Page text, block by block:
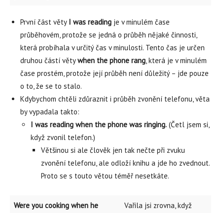
První část věty I was reading je v minulém čase
průběhovém, protože se jedná o průběh nějaké činnosti,
která probíhala v určitý čas v minulosti. Tento čas je určen
druhou částí větywhen the phone rang, která je v minulém
čase prostém, protože její průběh není důležitý – jde pouze
o to, že se to stalo.
Kdybychom chtěli zdůraznit i průběh zvonění telefonu, věta
by vypadala takto:
I was reading when the phone was ringing. (Četl jsem si,
když zvonil telefon.)
Většinou si ale člověk jen tak nečte při zvuku
zvonění telefonu, ale odloží knihu a jde ho zvednout.
Proto se s touto větou téměř nesetkáte.
Were you cooking when he
Vařila jsi zrovna, když